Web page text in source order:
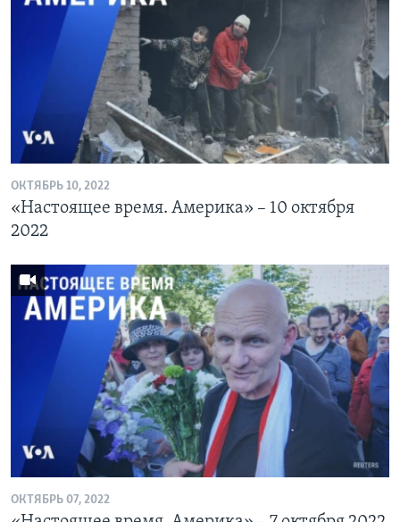
ОКТЯБРЬ 10, 2022
«Настоящее время. Америка» – 10 октября
2022
ОКТЯБРЬ 07, 2022